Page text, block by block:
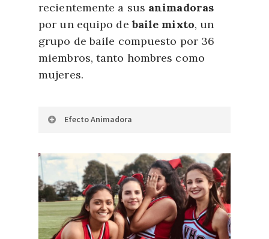
recientemente a sus animadoras
por un equipo debaile mixto, un
grupo de baile compuesto por 36
miembros, tanto hombres como
mujeres.
Efecto Animadora
Universidad de San Diegoen
Californiapor Drew Walker y
Edward Vul en 2013 dio lugar a
la definición de un sesgo
cognitivo conocido como